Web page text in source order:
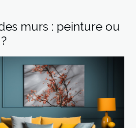
murs : peinture ou